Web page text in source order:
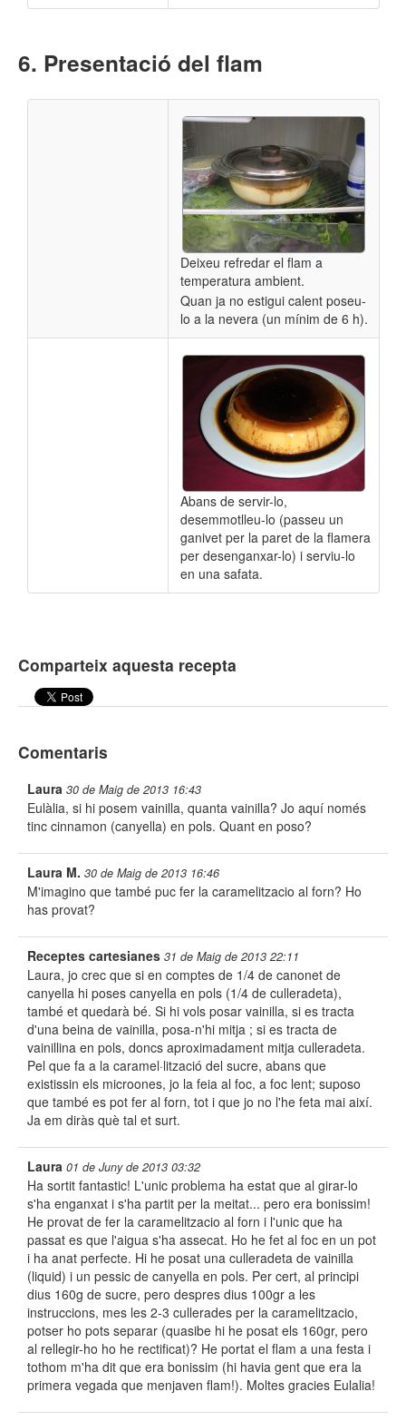
Presentació del flam
Deixeu refredar el flam a
temperatura ambient.
Quan ja no estigui calent poseu-
lo a la nevera (un mínim de 6 h).
Abans de servir-lo,
desemmotlleu-lo (passeu un
ganivet per la paret de la flamera
per desenganxar-lo) i serviu-lo
en una safata.
Comparteix aquesta recepta
Comentaris
Laura 30 de Maig de 2013 16:43
Eulàlia, si hi posem vainilla, quanta vainilla? Jo aquí només
tinc cinnamon (canyella) en pols. Quant en poso?
Laura M. 30 de Maig de 2013 16:46
M'imagino que també puc fer la caramelitzacio al forn? Ho
has provat?
Receptes cartesianes 31 de Maig de 2013 22:11
Laura, jo crec que si en comptes de 1/4 de canonet de
canyella hi poses canyella en pols (1/4 de culleradeta),
també et quedarà bé. Si hi vols posar vainilla, si es tracta
d'una beina de vainilla, posa-n'hi mitja ; si es tracta de
vainillina en pols, doncs aproximadament mitja culleradeta.
Pel que fa a la caramel·lització del sucre, abans que
existissin els microones, jo la feia al foc, a foc lent; suposo
que també es pot fer al forn, tot i que jo no l'he feta mai així.
Ja em diràs què tal et surt.
Laura 01 de Juny de 2013 03:32
Ha sortit fantastic! L'unic problema ha estat que al girar-lo
s'ha enganxat i s'ha partit per la meitat... pero era bonissim!
He provat de fer la caramelitzacio al forn i l'unic que ha
passat es que l'aigua s'ha assecat. Ho he fet al foc en un pot
i ha anat perfecte. Hi he posat una culleradeta de vainilla
(liquid) i un pessic de canyella en pols. Per cert, al principi
dius 160g de sucre, pero despres dius 100gr a les
instruccions, mes les 2-3 cullerades per la caramelitzacio,
potser ho pots separar (quasibe hi he posat els 160gr, pero
al rellegir-ho ho he rectificat)? He portat el flam a una festa i
tothom m'ha dit que era bonissim (hi havia gent que era la
primera vegada que menjaven flam!). Moltes gracies Eulalia!